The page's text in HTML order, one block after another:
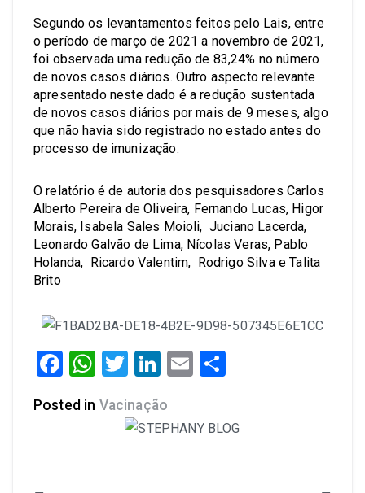
Segundo os levantamentos feitos pelo Lais, entre
o período de março de 2021 a novembro de 2021,
foi observada uma redução de 83,24% no número
de novos casos diários. Outro aspecto relevante
apresentado neste dado é a redução sustentada
de novos casos diários por mais de 9 meses, algo
que não havia sido registrado no estado antes do
processo de imunização.
O relatório é de autoria dos pesquisadores Carlos
Alberto Pereira de Oliveira, Fernando Lucas, Higor
Morais, Isabela Sales Moioli, Juciano Lacerda,
Leonardo Galvão de Lima, Nícolas Veras, Pablo
Holanda, Ricardo Valentim, Rodrigo Silva e Talita
Brito
Facebook
WhatsApp
Twitter
LinkedIn
Email
Posted in Vacinação